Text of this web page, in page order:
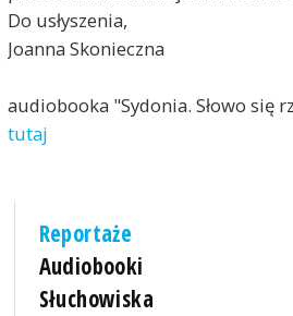
Do usłyszenia,
Joanna Skonieczna
audiobooka "Sydonia. Słowo się
tutaj
Reportaże
Audiobooki
Słuchowiska